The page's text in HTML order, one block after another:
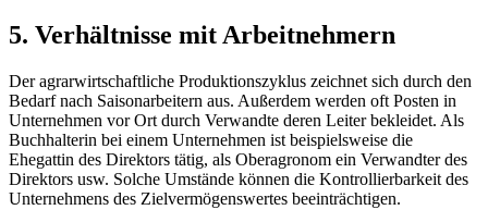
5. Verhältnisse mit Arbeitnehmern
Der agrarwirtschaftliche Produktionszyklus zeichnet sich durch den
Bedarf nach Saisonarbeitern aus. Außerdem werden oft Posten in
Unternehmen vor Ort durch Verwandte deren Leiter bekleidet. Als
Buchhalterin bei einem Unternehmen ist beispielsweise die
Ehegattin des Direktors tätig, als Oberagronom ein Verwandter des
Direktors usw. Solche Umstände können die Kontrollierbarkeit des
Unternehmens des Zielvermögenswertes beeinträchtigen.